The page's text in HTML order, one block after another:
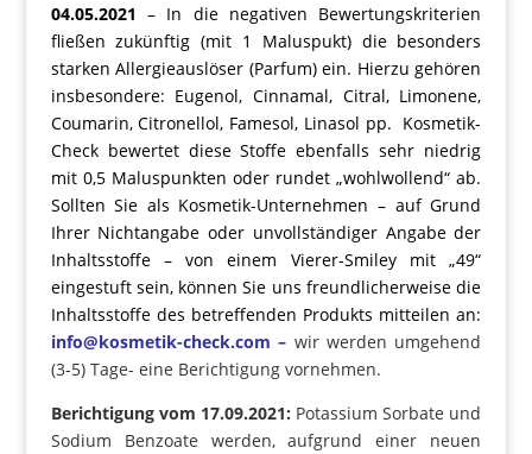
04.05.2021 – In die negativen Bewertungskriterien
fließen zukünftig (mit 1 Maluspukt) die besonders
starken Allergieauslöser (Parfum) ein. Hierzu gehören
insbesondere: Eugenol, Cinnamal, Citral, Limonene,
Coumarin, Citronellol, Famesol, Linasol pp. Kosmetik-
Check bewertet diese Stoffe ebenfalls sehr niedrig
mit 0,5 Maluspunkten oder rundet „wohlwollend“ ab.
Sollten Sie als Kosmetik-Unternehmen – auf Grund
Ihrer Nichtangabe oder unvollständiger Angabe der
Inhaltsstoffe – von einem Vierer-Smiley mit „49“
eingestuft sein, können Sie uns freundlicherweise die
Inhaltsstoffe des betreffenden Produkts mitteilen an:
info@kosmetik-check.com – wir werden umgehend
(3-5) Tage- eine Berichtigung vornehmen.
Berichtigung vom 17.09.2021: Potassium Sorbate und
Sodium Benzoate werden, aufgrund einer neuen